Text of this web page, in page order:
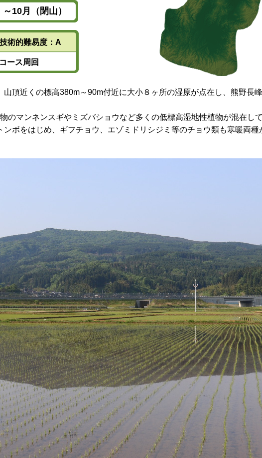
10月（閉山）
技術的難易度：A
ース周回
頂近くの標高380m～90m付近に大小８ヶ所の湿原が点在し、熊野長
マンネンスギやミズバショウなど多くの低標高湿地性植物が混在し
ボをはじめ、ギフチョウ、エゾミドリシジミ等のチョウ類も寒暖両種